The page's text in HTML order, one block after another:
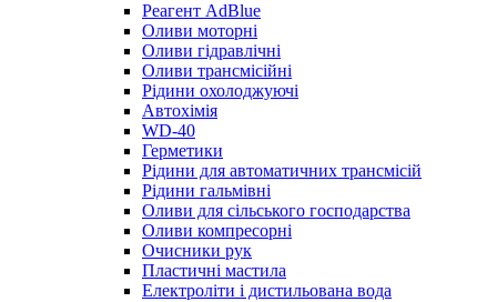
Реагент AdBlue
Оливи моторні
Оливи гідравлічні
Оливи трансмісійні
Рідини охолоджуючі
Автохімія
WD-40
Герметики
Рідини для автоматичних трансмісій
Рідини гальмівні
Оливи для сільського господарства
Оливи компресорні
Очисники рук
Пластичні мастила
Електроліти і дистильована вода